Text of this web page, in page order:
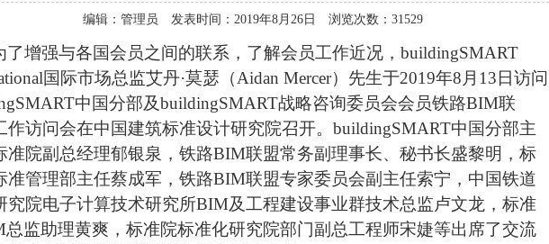
编辑：管理员 发表时间：2019年8月26日 浏览次数：31529
了增强与各国会员之间的联系，了解会员工作近况，buildingSMART
国际市场总监艾丹·莫瑟（Aidan Mercer）先生于2019年8 月 13 日访问
中国分部及buildingSMART战略咨询委员会会员铁路BIM联
作访问会在中国建筑标准设计研究院召开。 buildingSMART中国分部主
准院副总经理郁银泉，铁路BIM联盟常务副理事长、秘书长盛黎明，标
准管理部主任蔡成军，铁路BIM联盟专家委员会副主任索宁，中国铁道
究院电子计算技术研究所BIM及工程建设事业群技术总监卢文龙，标准
总监助理黄爽，标准院标准化研究院部门副总工程师宋婕等出席了交流